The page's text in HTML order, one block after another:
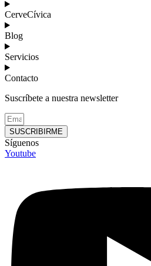
CerveCívica
Blog
Servicios
Contacto
Suscríbete a nuestra newsletter
SUSCRIBIRME
Síguenos
Youtube